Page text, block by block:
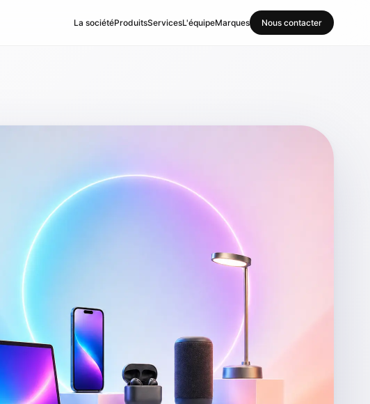
La sociétéProduitsServicesL'équipeMarques Nous contacter